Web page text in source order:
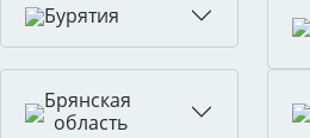
Бурятия
Брянская
область